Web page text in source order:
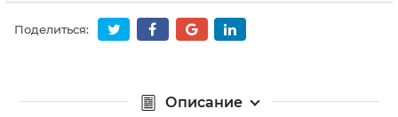
Поделиться:
Описание